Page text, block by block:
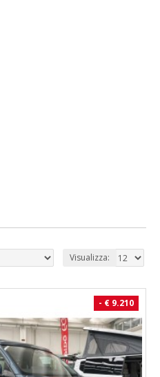
Visualizza:
- € 9.210